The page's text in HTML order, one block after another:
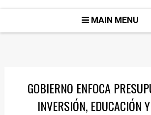
MAIN MENU
GOBIERNO ENFOCA
INVERSIÓN, EDUCACIÓN